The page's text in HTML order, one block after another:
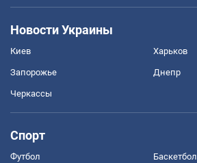
Новости Украины
Киев Харьков
Запорожье Днепр
Черкассы
Спорт
Футбол Баскетбол